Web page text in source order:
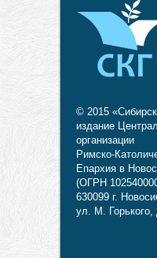
© 2015
издание
организации
Римско-
Епархия в
(ОГРН
630099 г.
ул. М. Горького,